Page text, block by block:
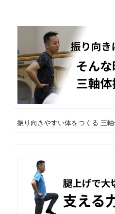
振り向きやすい体をつくる 三